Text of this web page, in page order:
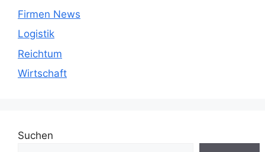
Firmen News
Logistik
Reichtum
Wirtschaft
Suchen